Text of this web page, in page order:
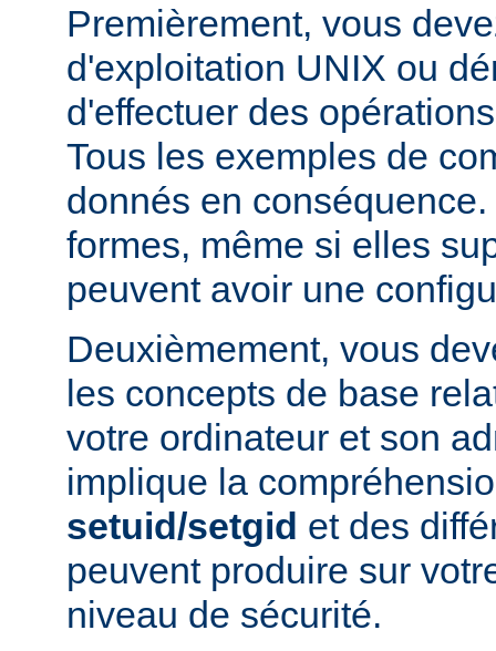
Premièrement, vous
d'exploitation UNIX ou
d'effectuer des
Tous les exemples de
donnés en
formes, même si elles
peuvent avoir une
Deuxièmement, vous
les concepts de base
votre ordinateur et son
implique la
setuid/setgid et des
peuvent produire sur
niveau de sécurité.